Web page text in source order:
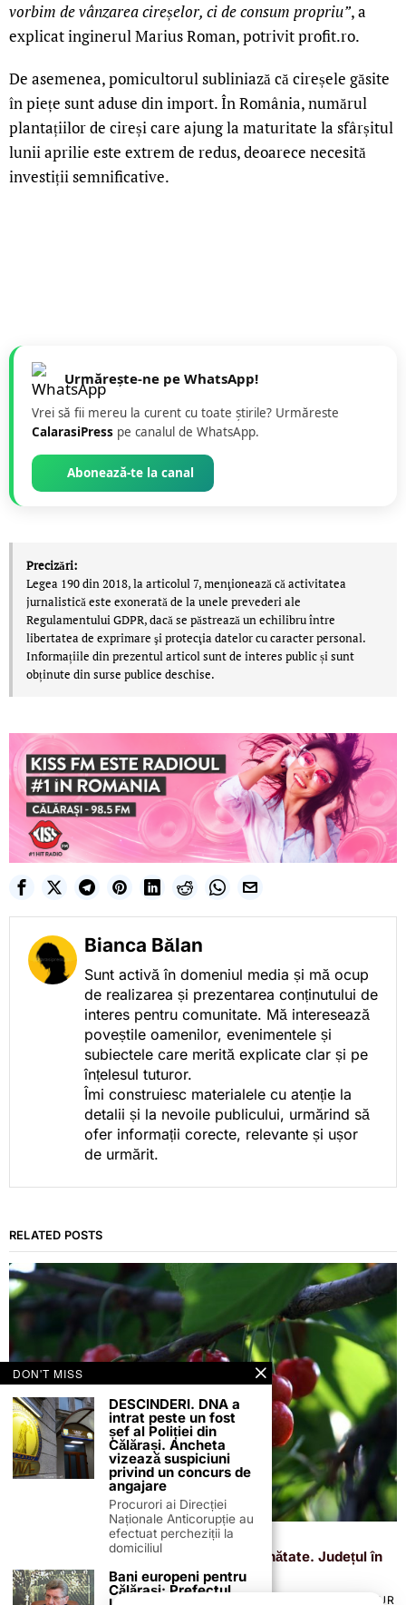
vorbim de vânzarea cireșelor, ci de consum propriu”, a
explicat inginerul Marius Roman, potrivit profit.ro.
De asemenea, pomicultorul subliniază că cireșele găsite
în piețe sunt aduse din import. În România, numărul
plantațiilor de cireși care ajung la maturitate la sfârșitul
lunii aprilie este extrem de redus, deoarece necesită
investiții semnificative.
Urmărește-ne pe WhatsApp!
Vrei să fii mereu la curent cu toate știrile? Urmăreste
CalarasiPress pe canalul de WhatsApp.
Abonează-te la canal
Precizări:
Legea 190 din 2018, la articolul 7, menţionează că activitatea
jurnalistică este exonerată de la unele prevederi ale
Regulamentului GDPR, dacă se păstrează un echilibru între
libertatea de exprimare şi protecţia datelor cu caracter personal.
Informațiile din prezentul articol sunt de interes public și sunt
obținute din surse publice deschise.
Bianca Bălan
Sunt activă în domeniul media și mă ocup
de realizarea și prezentarea conținutului de
interes pentru comunitate. Mă interesează
poveștile oamenilor, evenimentele și
subiectele care merită explicate clar și pe
înțelesul tuturor.
Îmi construiesc materialele cu atenție la
detalii și la nevoile publicului, urmărind să
ofer informații corecte, relevante și ușor
de urmărit.
RELATED POSTS
Zilierii români plătiți mai bine ca în străinătate. Județul în
care se câștigă 100 de euro pe zi
TERMENI ȘI CONDIȚII POLITICA DE ANULARE & RETUR
DON'T MISS
DESCINDERI. DNA a
intrat peste un fost
șef al Poliției din
Călărași. Ancheta
vizează suspiciuni
privind un concurs de
angajare
Procurori ai Direcției
Naționale Anticorupție au
efectuat percheziții la
domiciliul
Bani europeni pentru
Călărași: Prefectul